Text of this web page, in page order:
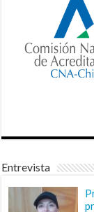
Entrevista